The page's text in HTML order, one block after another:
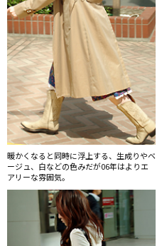
暖かくなると同時に浮上する、生成りやベ
ージュ、白などの色みだが06年はよりエ
アリーな雰囲気。